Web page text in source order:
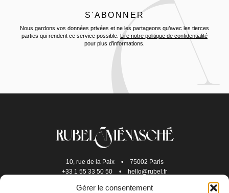
Gérer le consentement
Nous gardons vos données privées et ne les partageons qu’avec les tierces
parties qui rendent ce service possible. Lire notre politique de confidentialité
pour plus d’informations.
10, rue de la Paix •
75002 Paris
+33 1 55 33 50 50
• hello@rubel.fr